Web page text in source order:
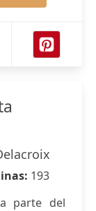
193
parte del